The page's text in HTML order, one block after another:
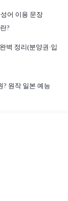
어 이용 문장
?
벽 정리(분양권·입
? 원작 일본 예능